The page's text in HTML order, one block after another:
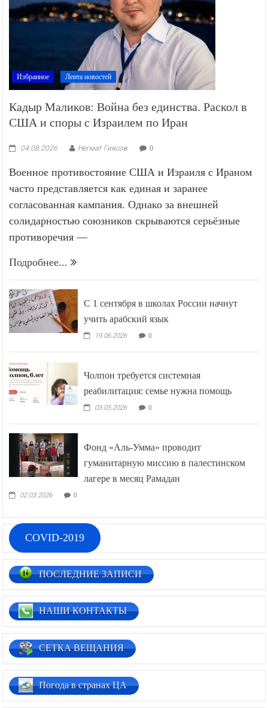
Избранное Лента новостей
Кадыр Маликов: Война без единства. Раскол в
США и споры с Израилем по Иран
04.08.2026 Негмат Гиясов 0
Военное противостояние США и Израиля с Ираном
часто представляется как единая и заранее
согласованная кампания. Однако за внешней
солидарностью союзников скрываются серьёзные
противоречия —
Подробнее...
С 1 сентября в школах России начнут
учить арабский язык
19.06.2026 0
Чолпон требуется системная
реабилитация: семье нужна помощь
03.05.2026 0
Фонд «Аль-Умма» проводит
гуманитарную миссию в палестинском
лагере в месяц Рамадан
02.03.2026 0
COVID-2019
ПОСЛЕДНИЕ ЗАПИСИ
НАШИ КОНТАКТЫ
СЕТКА ВЕЩАНИЯ
Погода в странах ЦА